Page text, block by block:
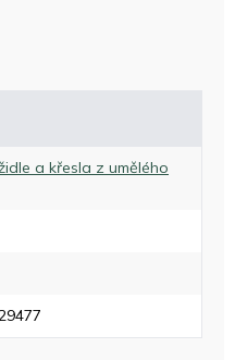
a křesla z umělého